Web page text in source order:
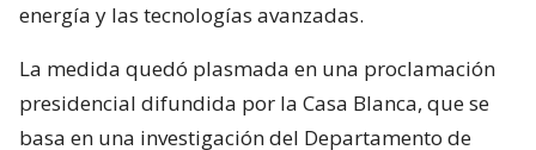
energía y las tecnologías avanzadas.
La medida quedó plasmada en una proclamación
presidencial difundida por la Casa Blanca, que se
basa en una investigación del Departamento de